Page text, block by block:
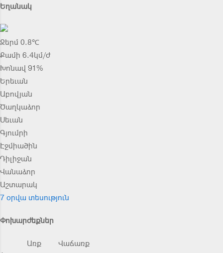
Եղանակ
Ջերմ 0.8℃
Քամի 6.4կմ/ժ
Խոնավ 91%
Երեւան
Աբովյան
Ծաղկաձոր
Սեւան
Գյումրի
Էջմիածին
Դիլիջան
Վանաձոր
Աշտարակ
7 օրվա տեսություն
Փոխարժեքներ
Առք
Վաճառք